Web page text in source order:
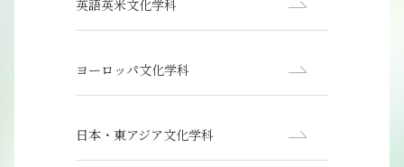
英語英米文化学科
ヨーロッパ文化学科
日本・東アジア文化学科